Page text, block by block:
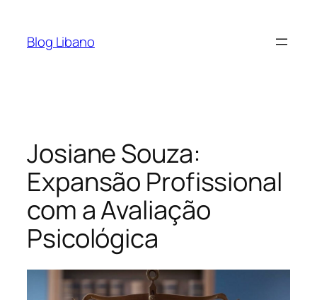
Blog Libano
Josiane Souza:
Expansão Profissional
com a Avaliação
Psicológica